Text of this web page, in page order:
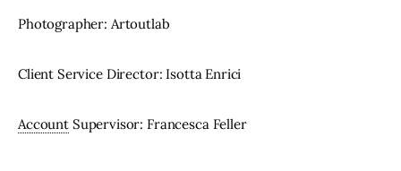
Photographer: Artoutlab
Client Service Director: Isotta Enrici
Account Supervisor: Francesca Feller